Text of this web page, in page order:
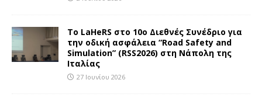
To LaHeRS στο 10ο Διεθνές Συνέδριο για
την οδική ασφάλεια “Road Safety and
Simulation” (RSS2026) στη Νάπολη της
Ιταλίας
27 Ιουνίου 2026